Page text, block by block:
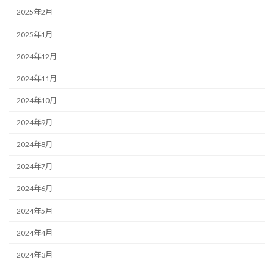
2025年2月
2025年1月
2024年12月
2024年11月
2024年10月
2024年9月
2024年8月
2024年7月
2024年6月
2024年5月
2024年4月
2024年3月